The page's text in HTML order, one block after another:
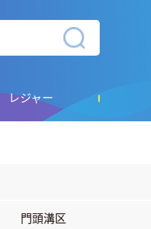
レジャー
門頭溝区